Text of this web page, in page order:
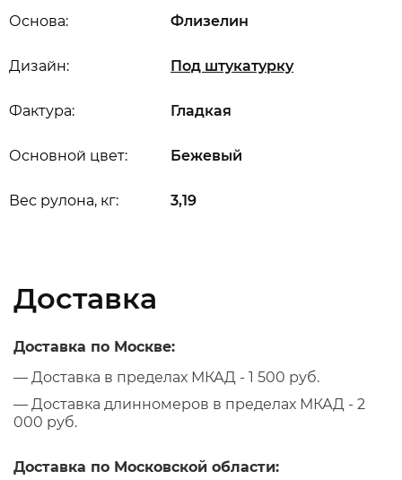
Вес рулона, кг: 3,19
Основной цвет: Бежевый
Дизайн: Под штукатурку
Основа: Флизелин
Фактура: Гладкая
Доставка
Доставка по Москве:
— Доставка в пределах МКАД - 1 500 руб.
— Доставка длинномеров в пределах МКАД - 2
000 руб.
Доставка по Московской области: